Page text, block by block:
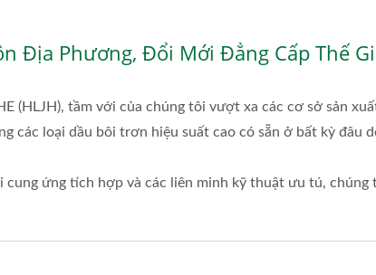
Địa Phương, Đổi Mới Đẳng Cấp Thế
(HLJH), tầm với của chúng tôi vượt xa các cơ sở sản
các loại dầu bôi trơn hiệu suất cao có sẵn ở bất kỳ đâu
cung ứng tích hợp và các liên minh kỹ thuật ưu tú,